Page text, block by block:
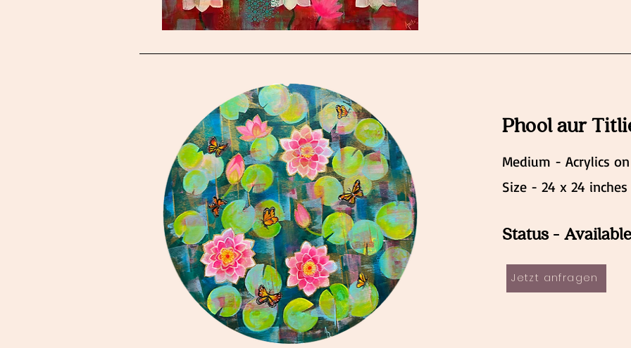
Phool aur
Medium - Acrylics on
Size - 24 x 24 inches
Status - Available
Jetzt anfragen